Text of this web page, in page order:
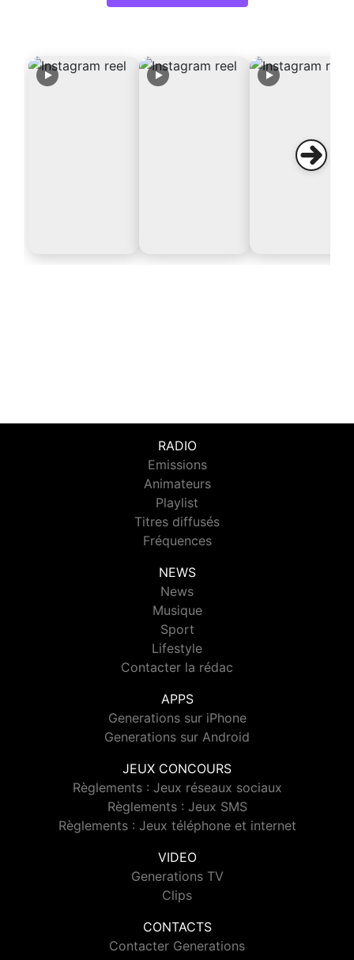
RADIO
Emissions
Animateurs
Playlist
Titres diffusés
Fréquences
NEWS
News
Musique
Sport
Lifestyle
Contacter la rédac
APPS
Generations sur iPhone
Generations sur Android
JEUX CONCOURS
Règlements : Jeux réseaux sociaux
Règlements : Jeux SMS
Règlements : Jeux téléphone et internet
VIDEO
Generations TV
Clips
CONTACTS
Contacter Generations